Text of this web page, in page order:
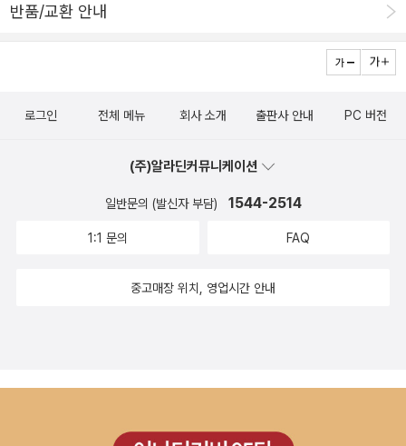
반품/교환 안내
로그인 전체 메뉴 회사 소개 출판사 안내 PC 버전
(주)알라딘커뮤니케이션
일반문의 (발신자 부담) 1544-2514
1:1 문의 FAQ
중고매장 위치, 영업시간 안내